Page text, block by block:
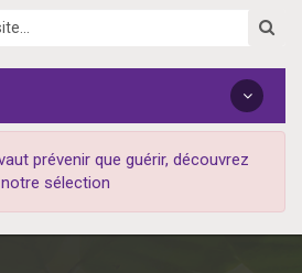
prévenir que guérir, découvrez
notre sélection